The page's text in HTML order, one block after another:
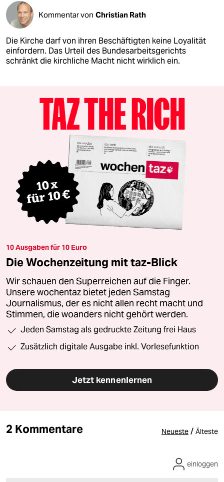
Kommentar von Christian Rath
Die Kirche darf von ihren Beschäftigten keine Loyalität
einfordern. Das Urteil des Bundesarbeitsgerichts
schränkt die kirchliche Macht nicht wirklich ein.
10 Ausgaben für 10 Euro
Die Wochenzeitung mit taz-Blick
Wir schauen den Superreichen auf die Finger.
Unsere wochentaz bietet jeden Samstag
Journalismus, der es nicht allen recht macht und
Stimmen, die woanders nicht gehört werden.
Jeden Samstag als gedruckte Zeitung frei Haus
Zusätzlich digitale Ausgabe inkl. Vorlesefunktion
Jetzt kennenlernen
2 Kommentare Neueste / Älteste
einloggen